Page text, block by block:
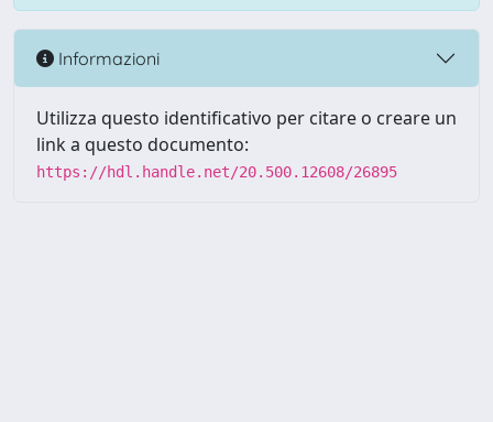
Informazioni
Utilizza questo identificativo per citare o creare un
link a questo documento:
https://hdl.handle.net/20.500.12608/26895